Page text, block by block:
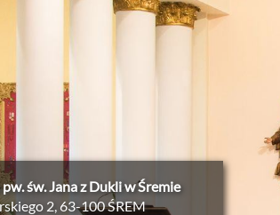
św. Jana z Dukli w Śremie
2, 63-100 ŚREM